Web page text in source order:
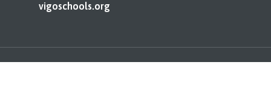
vigoschools.org